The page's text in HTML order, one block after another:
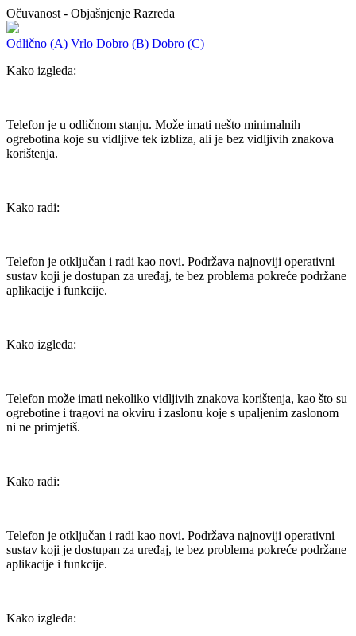
Očuvanost - Objašnjenje Razreda
Odlično (A) Vrlo Dobro (B) Dobro (C)
Kako izgleda:
Telefon je u odličnom stanju. Može imati nešto minimalnih
ogrebotina koje su vidljive tek izbliza, ali je bez vidljivih znakova
korištenja.
Kako radi:
Telefon je otključan i radi kao novi. Podržava najnoviji operativni
sustav koji je dostupan za uređaj, te bez problema pokreće podržane
aplikacije i funkcije.
Kako izgleda:
Telefon može imati nekoliko vidljivih znakova korištenja, kao što su
ogrebotine i tragovi na okviru i zaslonu koje s upaljenim zaslonom
ni ne primjetiš.
Kako radi:
Telefon je otključan i radi kao novi. Podržava najnoviji operativni
sustav koji je dostupan za uređaj, te bez problema pokreće podržane
aplikacije i funkcije.
Kako izgleda: